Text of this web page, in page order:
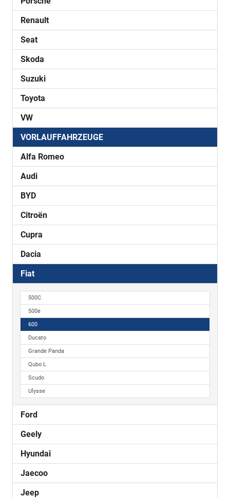
Renault
Seat
Skoda
Suzuki
Toyota
VW
VORLAUFFAHRZEUGE
Alfa Romeo
Audi
BYD
Citroën
Cupra
Dacia
Fiat
500C
500e
600
Ducato
Grande Panda
Qubo L
Scudo
Ulysse
Ford
Geely
Hyundai
Jaecoo
Jeep